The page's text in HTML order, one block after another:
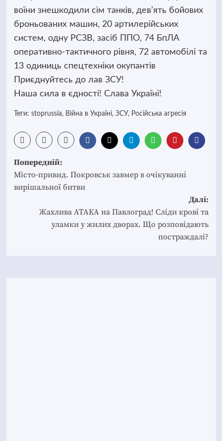
воїни знешкодили сім танків, дев’ять бойових
броньованих машин, 20 артилерійських
систем, одну РСЗВ, засіб ППО, 74 БпЛА
оперативно-тактичного рівня, 72 автомобілі та
13 одиниць спецтехніки окупантів
Приєднуйтесь до лав ЗСУ!
Наша сила в єдності! Слава Україні!
Теги: stoprussia, Війна в Україні, ЗСУ, Російська агресія
Post
navigation
Попередній:
Місто-привид. Покровськ завмер в очікуванні
вирішальної битви
Далі:
Жахлива АТАКА на Павлоград! Сліди крові та
уламки у жилих дворах. Що розповідають
постраждалі?